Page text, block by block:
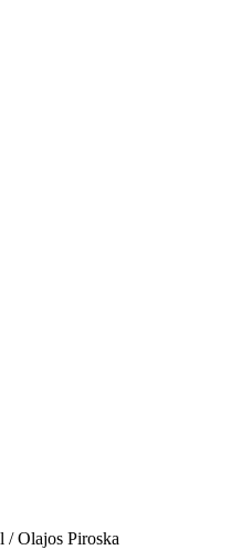
/ Olajos Piroska